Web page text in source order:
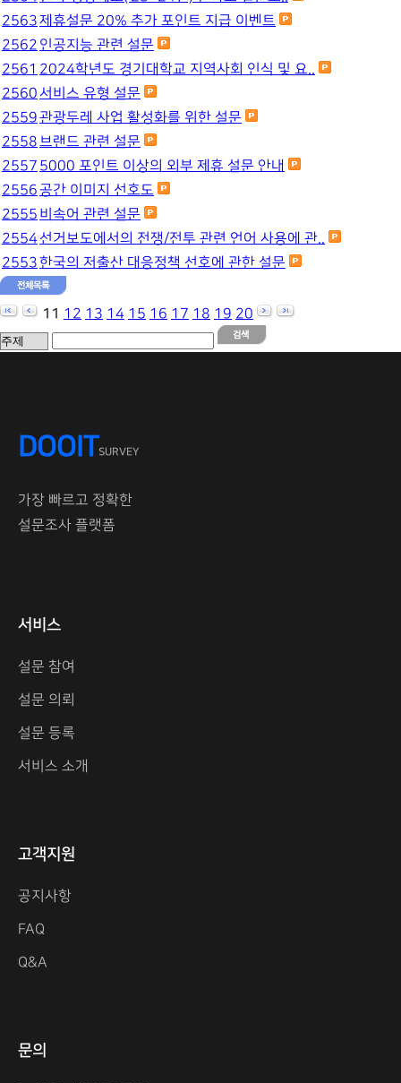
2563제휴설문 20% 추가 포인트 지급 이벤트
2562 인공지능 관련 설문
2561 2024학년도 경기대학교 지역사회 인식 및 요..
2560서비스 유형 설문
2559관광두레 사업 활성화를 위한 설문
2558브랜드 관련 설문
2557 5000 포인트 이상의 외부 제휴 설문 안내
2556공간 이미지 선호도
2555 비속어 관련 설문
2554선거보도에서의 전쟁/전투 관련 언어 사용에 관..
2553한국의 저출산 대응정책 선호에 관한 설문
11 12 13 14 15 16 17 18 19 20
DOOITSURVEY
가장 빠르고 정확한
설문조사 플랫폼
서비스
설문 참여
설문 의뢰
설문 등록
서비스 소개
고객지원
공지사항
FAQ
Q&A
문의